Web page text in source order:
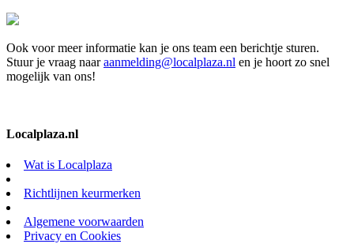
Ook voor meer informatie kan je ons team een berichtje sturen.
Stuur je vraag naaraanmelding@localplaza.nl en je hoort zo snel
mogelijk van ons!
Localplaza.nl
Wat is Localplaza
Richtlijnen keurmerken
Algemene voorwaarden
Privacy en Cookies